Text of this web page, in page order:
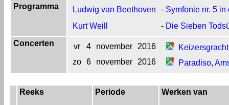
Programma
Ludwig van Beethoven - Symfonie nr. 5 in
Kurt Weill
- Die Sieben
Concerten
vr 4 november 2016
zo 6 november 2016 Paradiso,
Reeks Periode Werken van